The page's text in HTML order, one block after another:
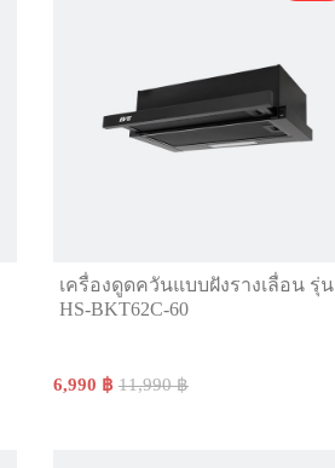
เครื่องดูดควันแบบฝังรางเลื่อน รุ่น
HS-BKT62C-60
6,990 ฿ 11,990 ฿